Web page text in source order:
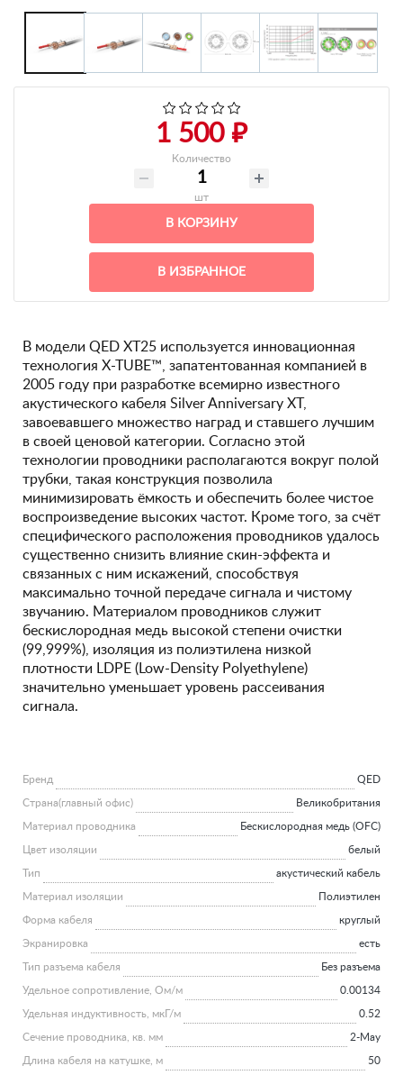
1 500 ₽
Количество
шт
В КОРЗИНУ
В ИЗБРАННОЕ
В модели QED XT25 используется инновационная
технология X-TUBE™, запатентованная компанией в
2005 году при разработке всемирно известного
акустического кабеля Silver Anniversary XT,
завоевавшего множество наград и ставшего лучшим
в своей ценовой категории. Согласно этой
технологии проводники располагаются вокруг полой
трубки, такая конструкция позволила
минимизировать ёмкость и обеспечить более чистое
воспроизведение высоких частот. Кроме того, за счёт
специфического расположения проводников удалось
существенно снизить влияние скин-эффекта и
связанных с ним искажений, способствуя
максимально точной передаче сигнала и чистому
звучанию. Материалом проводников служит
бескислородная медь высокой степени очистки
(99,999%), изоляция из полиэтилена низкой
плотности LDPE (Low-Density Polyethylene)
значительно уменьшает уровень рассеивания
сигнала.
Бренд QED
Страна(главный офис) Великобритания
Материал проводника Беcкислородная медь (OFC)
Цвет изоляции белый
Тип акустический кабель
Материал изоляции Полиэтилен
Форма кабеля круглый
Экранировка есть
Тип разъема кабеля Без разъема
Удельное сопротивление, Ом/м 0.00134
Удельная индуктивность, мкГ/м 0.52
Сечение проводника, кв. мм 2-May
Длина кабеля на катушке, м 50